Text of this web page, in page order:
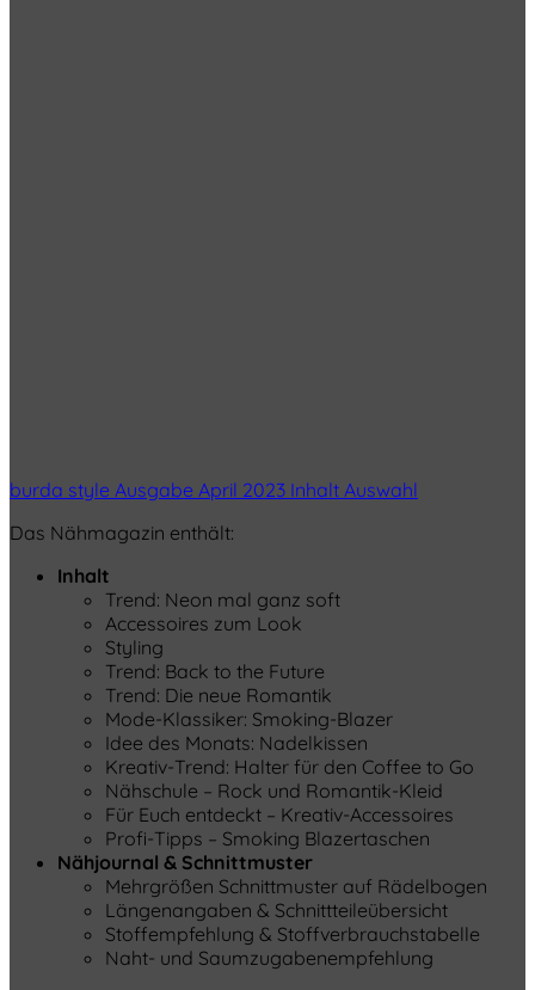
burda style Ausgabe April 2023 Inhalt Auswahl
Das Nähmagazin enthält:
Inhalt
Trend: Neon mal ganz soft
Accessoires zum Look
Styling
Trend: Back to the Future
Trend: Die neue Romantik
Mode-Klassiker: Smoking-Blazer
Idee des Monats: Nadelkissen
Kreativ-Trend: Halter für den Coffee to Go
Nähschule – Rock und Romantik-Kleid
Für Euch entdeckt – Kreativ-Accessoires
Profi-Tipps – Smoking Blazertaschen
Nähjournal & Schnittmuster
Mehrgrößen Schnittmuster auf Rädelbogen
Längenangaben & Schnittteileübersicht
Stoffempfehlung & Stoffverbrauchstabelle
Naht- und Saumzugabenempfehlung